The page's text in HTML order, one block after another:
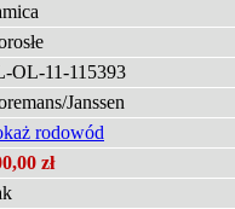
OL-11-115393
Janssen
rodowód
zł